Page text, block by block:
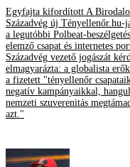
Egyfajta kifordított A
Századvég új Tényellenőr.hu-
a legutóbbi Polbeat-
elemző csapat és internetes
Századvég vezető jogászát
elmagyarázta: a globalista
a fizetett "tényellenőr
negatív kampányaikkal,
nemzeti szuverenitás
azt."